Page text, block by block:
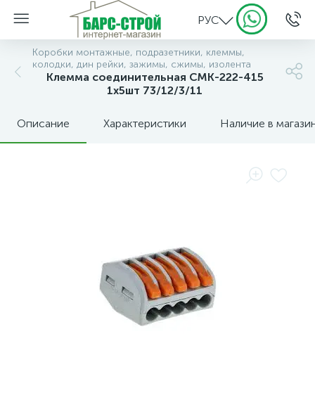
РУС
Коробки монтажные, подразетники, клеммы,
колодки, дин рейки, зажимы, сжимы, изолента
Клемма соединительная СМК-222-415
1х5шт 73/12/3/11
Описание Характеристики Наличие в